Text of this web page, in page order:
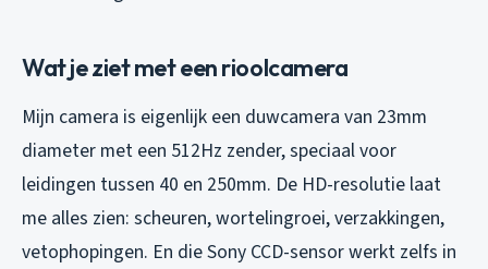
Wat je ziet met een rioolcamera
Mijn camera is eigenlijk een duwcamera van 23mm
diameter met een 512Hz zender, speciaal voor
leidingen tussen 40 en 250mm. De HD-resolutie laat
me alles zien: scheuren, wortelingroei, verzakkingen,
vetophopingen. En die Sony CCD-sensor werkt zelfs in